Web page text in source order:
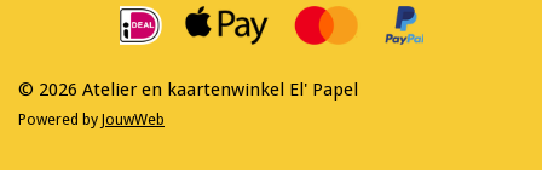
m
© 2026 Atelier en kaartenwinkel El' Papel
Powered by JouwWeb